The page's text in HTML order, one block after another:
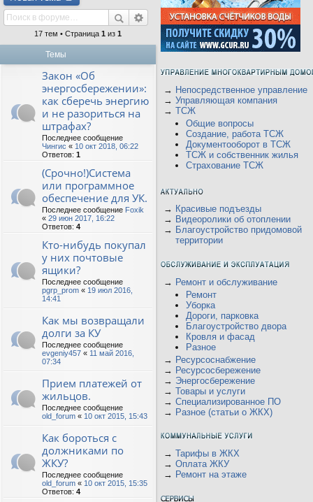
17 тем • Страница 1 из 1
Темы
Закон «Об
энергосбережении»:
как сберечь энергию
и не разориться на
штрафах?
Последнее сообщение
Чингис « 10 окт 2018, 06:22
Ответов: 1
(Срочно!)Система
или программное
обеспечение для УК.
Последнее сообщение Foxik
« 29 июн 2017, 16:22
Ответов: 4
Кто-нибудь покупал
у них почтовые
ящики?
Последнее сообщение
pgrp_prom « 19 июл 2016,
14:41
Как мы возвращали
долги за КУ
Последнее сообщение
evgeniy457 « 11 май 2016,
07:34
Прием платежей от
жильцов.
Последнее сообщение
old_forum « 10 окт 2015, 15:43
Как бороться с
должниками по
ЖКУ?
Последнее сообщение
old_forum « 10 окт 2015, 15:35
Ответов: 4
→ Непосредственное управление
→ Управляющая компания
→ ТСЖ
Общие вопросы
Создание, работа ТСЖ
Документооборот в ТСЖ
ТСЖ и собственник жилья
Страхование ТСЖ
→ Красивые подъезды
→ Видеоролики об отоплении
→ Благоустройство придомовой
территории
→ Ремонт и обслуживание
Ремонт
Уборка
Дороги, парковка
Благоустройство двора
Кровля и фасад
Разное
→ Ресурсоснабжение
→ Ресурсосбережение
→ Энергосбережение
→ Товары и услуги
→ Специализированное ПО
→ Разное (статьи о ЖКХ)
→ Тарифы в ЖКХ
→ Оплата ЖКУ
→ Ремонт на этаже